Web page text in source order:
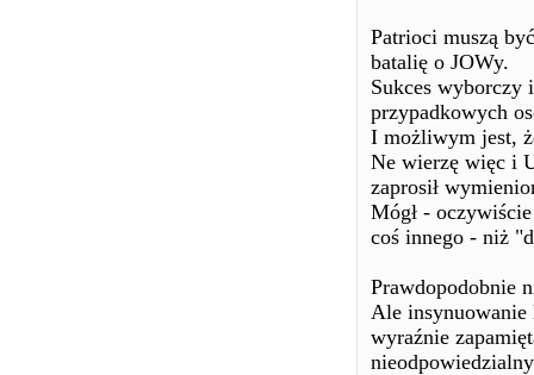
Patrioci muszą
batalię o JOWy.
Sukces wyborczy
przypadkowych
I możliwym jest,
Ne wierzę więc i
zaprosił
Mógł -
coś innego - niż
Prawdopodobnie
Ale insynuowanie
wyraźnie